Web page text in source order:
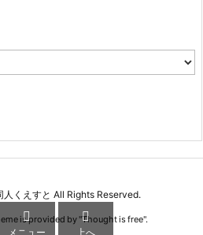
人くえすと All Rights Reserved.
is provided by "Thought is free".

メニュー

上へ